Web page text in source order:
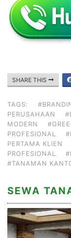
SHARE THIS
TAGS:
PERUSAHAAN
MODERN
PROFESIONAL
PERTAMA KLIEN
PROFESIONAL
#TANAMAN
SEWA